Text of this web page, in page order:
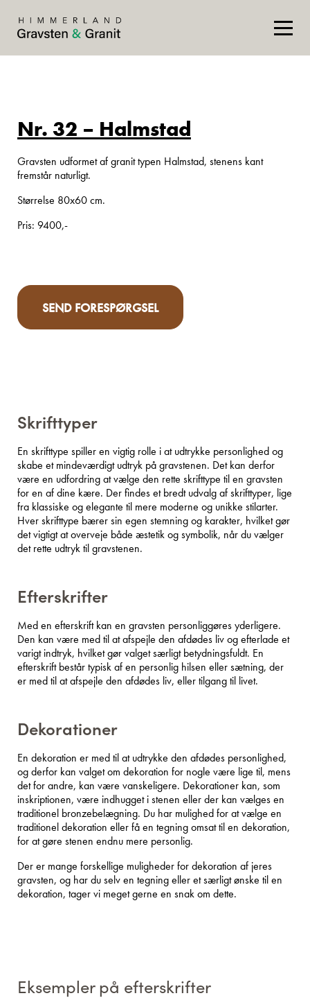
Nr. 32 – Halmstad
Gravsten udformet af granit typen Halmstad, stenens kant
fremstår naturligt.
Størrelse 80x60 cm.
Pris: 9400,-
SEND FORESPØRGSEL
Skrifttyper
En skrifttype spiller en vigtig rolle i at udtrykke personlighed og
skabe et mindeværdigt udtryk på gravstenen. Det kan derfor
være en udfordring at vælge den rette skrifttype til en gravsten
for en af dine kære. Der findes et bredt udvalg af skrifttyper, lige
fra klassiske og elegante til mere moderne og unikke stilarter.
Hver skrifttype bærer sin egen stemning og karakter, hvilket gør
det vigtigt at overveje både æstetik og symbolik, når du vælger
det rette udtryk til gravstenen.
Efterskrifter
Med en efterskrift kan en gravsten personliggøres yderligere.
Den kan være med til at afspejle den afdødes liv og efterlade et
varigt indtryk, hvilket gør valget særligt betydningsfuldt. En
efterskrift består typisk af en personlig hilsen eller sætning, der
er med til at afspejle den afdødes liv, eller tilgang til livet.
Dekorationer
En dekoration er med til at udtrykke den afdødes personlighed,
og derfor kan valget om dekoration for nogle være lige til, mens
det for andre, kan være vanskeligere. Dekorationer kan, som
inskriptionen, være indhugget i stenen eller der kan vælges en
traditionel bronzebelægning. Du har mulighed for at vælge en
traditionel dekoration eller få en tegning omsat til en dekoration,
for at gøre stenen endnu mere personlig.
Der er mange forskellige muligheder for dekoration af jeres
gravsten, og har du selv en tegning eller et særligt ønske til en
dekoration, tager vi meget gerne en snak om dette.
Eksempler på efterskrifter